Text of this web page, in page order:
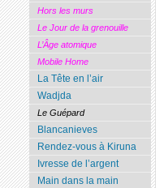
Hors les murs
Le Jour de la grenouille
L’Âge atomique
Mobile Home
La Tête en l’air
Wadjda
Le Guépard
Blancanieves
Rendez-vous à Kiruna
Ivresse de l’argent
Main dans la main